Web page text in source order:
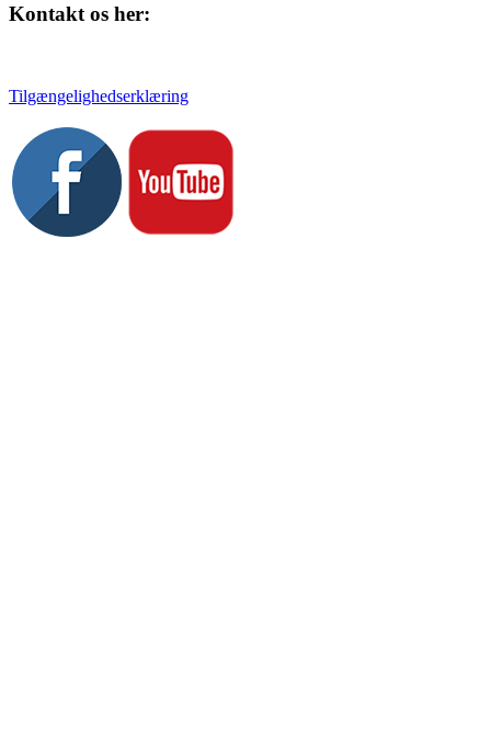
Kontakt os her:
Tilgængelighedserklæring